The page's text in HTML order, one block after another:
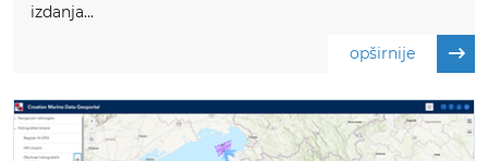
izdanja...
opširnije